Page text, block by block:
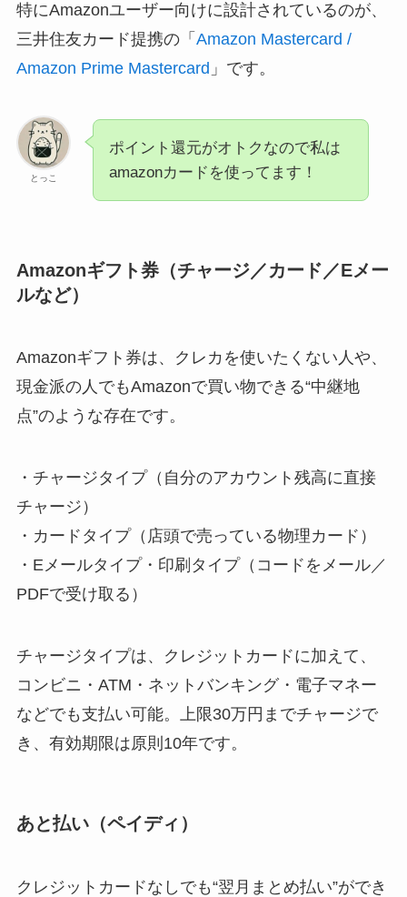
特にAmazonユーザー向けに設計されているのが、
三井住友カード提携の「 Amazon Mastercard /
Amazon Prime Mastercard 」です。
とっこ
ポイント還元がオトクなので私は
amazonカードを使ってます！
Amazonギフト券（チャージ／カード／Eメー
ルなど）
Amazonギフト券は、クレカを使いたくない人や、
現金派の人でもAmazonで買い物できる“中継地
点”のような存在です。
・チャージタイプ（自分のアカウント残高に直接
チャージ）
・カードタイプ（店頭で売っている物理カード）
・Eメールタイプ・印刷タイプ（コードをメール／
PDFで受け取る）
チャージタイプは、クレジットカードに加えて、
コンビニ・ATM・ネットバンキング・電子マネー
などでも支払い可能。上限30万円までチャージで
き、有効期限は原則10年です。
あと払い（ペイディ）
クレジットカードなしでも“翌月まとめ払い”ができ